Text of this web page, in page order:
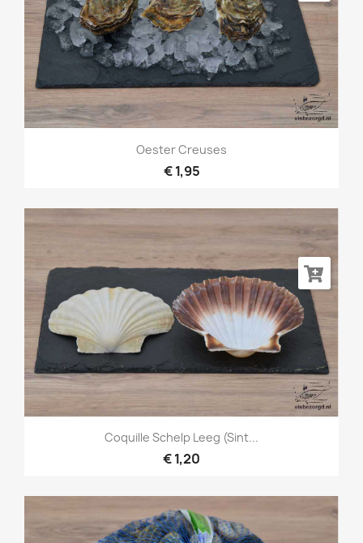
Oester Creuses
€ 1,95
Coquille Schelp Leeg (Sint...
€ 1,20